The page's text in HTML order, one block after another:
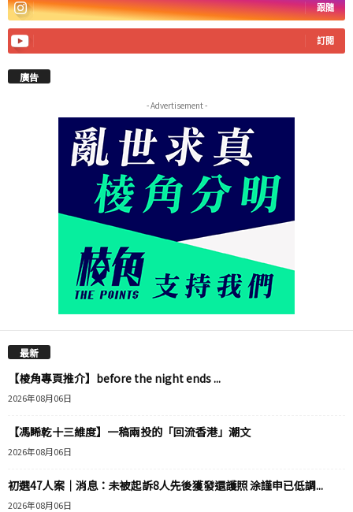
跟隨
訂閱
廣告
- Advertisement -
最新
【棱角專頁推介】before the night ends ...
2026年08月06日
【馮睎乾十三維度】一稿兩投的「回流香港」潮文
2026年08月06日
初選47人案｜消息：未被起訴8人先後獲發還護照 涂謹申已低調...
2026年08月06日